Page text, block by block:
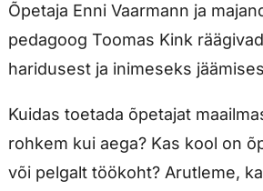
Õpetaja Enni Vaarmann ja
pedagoog Toomas Kink
haridusest ja inimeseks
Kuidas toetada õpetajat
rohkem kui aega? Kas kool on
või pelgalt töökoht? Arutleme,